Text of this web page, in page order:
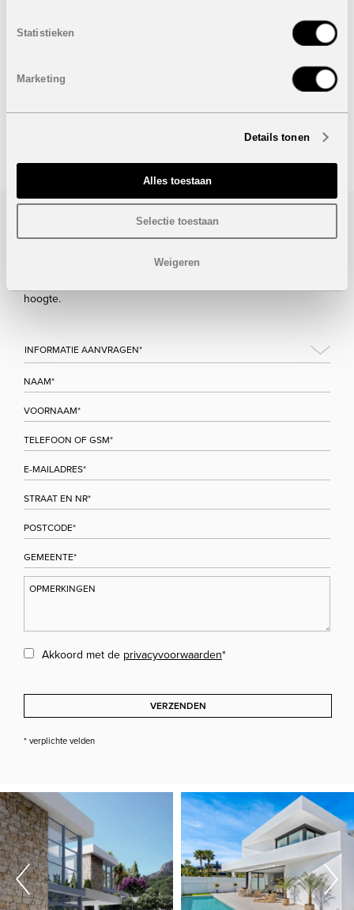
Statistieken
Marketing
Details tonen
Alles toestaan
Selectie toestaan
Weigeren
complete levensstijl. Een plek waar rust, ruimte en
geniet van het beste dat de Costa Blanca te bieden heeft.
Bezoek/infoaanvraag
Wenst u meer informatie over dit project, gelieve dan dit
hoogte.
Akkoord met de privacyvoorwaarden*
VERZENDEN
* verplichte velden